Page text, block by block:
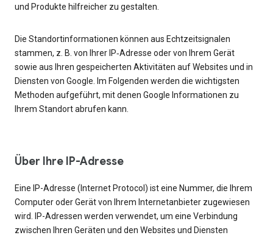
und Produkte hilfreicher zu gestalten.
Die Standortinformationen können aus Echtzeitsignalen
stammen, z. B. von Ihrer IP‑Adresse oder von Ihrem Gerät
sowie aus Ihren gespeicherten Aktivitäten auf Websites und in
Diensten von Google. Im Folgenden werden die wichtigsten
Methoden aufgeführt, mit denen Google Informationen zu
Ihrem Standort abrufen kann.
Über Ihre IP-Adresse
Eine IP-Adresse (Internet Protocol) ist eine Nummer, die Ihrem
Computer oder Gerät von Ihrem Internetanbieter zugewiesen
wird. IP-Adressen werden verwendet, um eine Verbindung
zwischen Ihren Geräten und den Websites und Diensten